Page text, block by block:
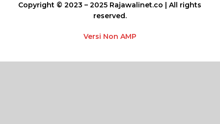
Copyright © 2023 – 2025 Rajawalinet.co | All rights
reserved.
Versi Non AMP